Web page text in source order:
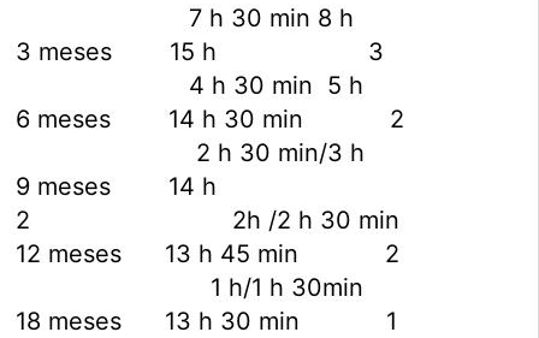
7 h 30 min 8 h
3 meses 15 h 3
4 h 30 min 5 h
6 meses 14 h 30 min 2
2 h 30 min/3 h
9 meses 14 h
2 2h /2 h 30 min
12 meses 13 h 45 min 2
1 h/1 h 30min
18 meses 13 h 30 min 1